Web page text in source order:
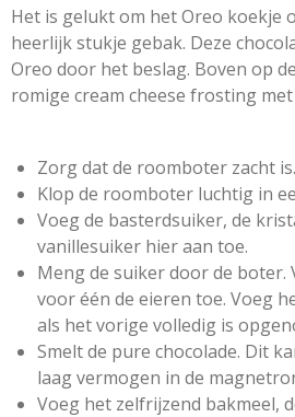
i
n
g
:
r r
r
e
n
r
r
e
n
r
r
e
n
r
r
e
n
m
m
e
n
Het is gelukt om het Oreo koekje
heerlijk stukje gebak. Deze
Oreo door het beslag. Boven op
romige cream cheese frosting
Zorg dat de roomboter zacht is.
Klop de roomboter luchtig in
Voeg de basterdsuiker, de
vanillesuiker hier aan toe.
Meng de suiker door de boter.
voor één de eieren toe. Voeg
als het vorige volledig is
Smelt de pure chocolade. Dit
laag vermogen in de
Voeg het zelfrijzend bakmeel,